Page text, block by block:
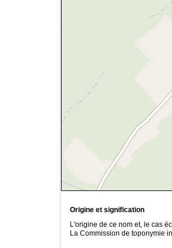
Origine et signification
L'origine de ce nom et, le cas
La Commission de toponymie